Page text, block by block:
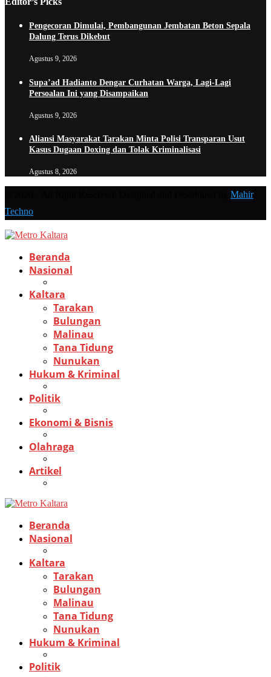
Pengecoran Dimulai, Pembangunan Jembatan Beton Sepala
Dalung Terus Dikebut
Agustus 9, 2026
Supa’ad Hadianto Dengar Curhatan Warga, Lagi-Lagi
Persoalan Ini yang Disampaikan
Agustus 9, 2026
Aliansi Masyarakat Tarakan Minta Polisi Transparan Usut
Kasus Dugaan Doxing dan Tolak Kriminalisasi
Agustus 8, 2026
Mahir
Techno
Beranda
Nasional
Kaltara
Tarakan
Bulungan
Malinau
Tana Tidung
Nunukan
Hukum & Kriminal
Politik
Ekonomi & Bisnis
Olahraga
Artikel
Beranda
Nasional
Kaltara
Tarakan
Bulungan
Malinau
Tana Tidung
Nunukan
Hukum & Kriminal
Politik